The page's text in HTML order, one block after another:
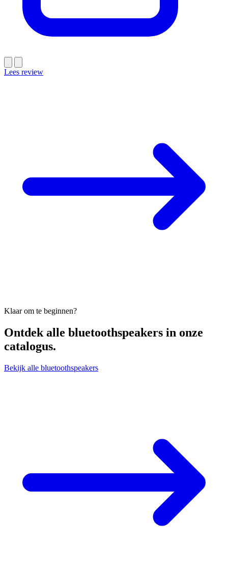
Lees review
Klaar om te beginnen?
Ontdek alle bluetoothspeakers in onze
catalogus.
Bekijk alle bluetoothspeakers